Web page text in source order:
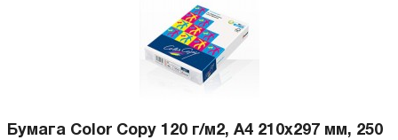
Бумага Color Copy 120 г/м2, А4 210x297 мм, 250